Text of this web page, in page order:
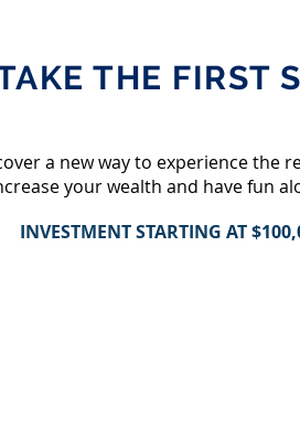
THE FIRST
a new way to experience the
your wealth and have fun
INVESTMENT STARTING AT